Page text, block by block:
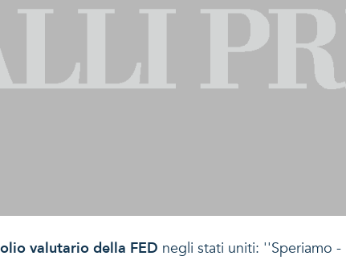
valutario della FED negli stati uniti: ''Speriamo -